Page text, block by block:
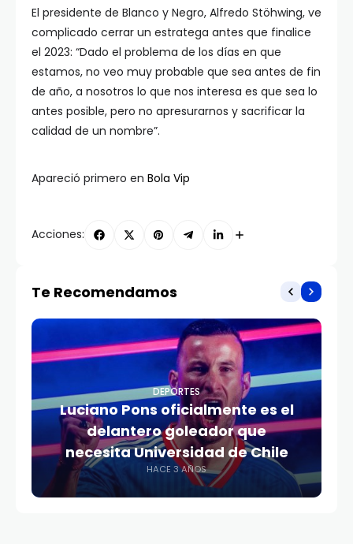
El presidente de Blanco y Negro, Alfredo Stöhwing, ve
complicado cerrar un estratega antes que finalice
el 2023: “Dado el problema de los días en que
estamos, no veo muy probable que sea antes de fin
de año, a nosotros lo que nos interesa es que sea lo
antes posible, pero no apresurarnos y sacrificar la
calidad de un nombre”.
Apareció primero en Bola Vip
Acciones:
Te Recomendamos
DEPORTES
Luciano Pons oficialmente es el
delantero goleador que
necesita Universidad de Chile
HACE 3 AÑOS